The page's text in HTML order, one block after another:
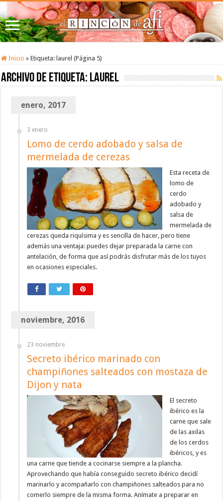
Inicio » Etiqueta: laurel (Página 5)
Archivo de etiqueta: laurel
enero, 2017
3 enero
Lomo de cerdo adobado y salsa de
mermelada de cerezas
Esta receta de
lomo de
cerdo
adobado y
salsa de
mermelada de
cerezas queda riquísima y es sencilla de hacer, pero tiene
además una ventaja: puedes dejar preparada la carne con
antelación, de forma que así podrás disfrutar más de los tuyos
en ocasiones especiales.
noviembre, 2016
23 noviembre
Secreto ibérico marinado con
champiñones salteados con mostaza de
Dijon y nata
El secreto
ibérico es la
carne que sale
de las axilas
de los cerdos
ibéricos, y es
una carne que tiende a cocinarse siempre a la plancha.
Aprovechando que había conseguido secreto ibérico decidí
marinarlo y acompañarlo con champiñones salteados para no
comerlo siempre de la misma forma. Anímate a preparar en